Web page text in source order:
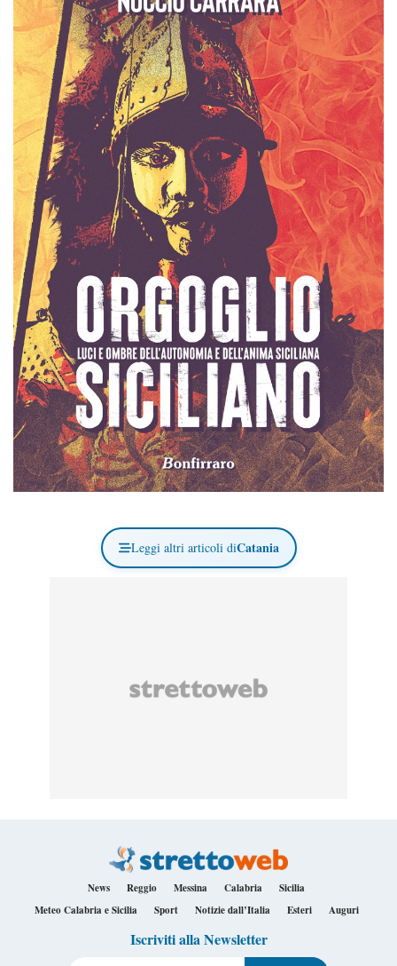
Leggi altri articoli diCatania
News Reggio Messina Calabria
Sicilia
Meteo Calabria e Sicilia
Sport Notizie dall’Italia Esteri Auguri
Iscriviti alla Newsletter